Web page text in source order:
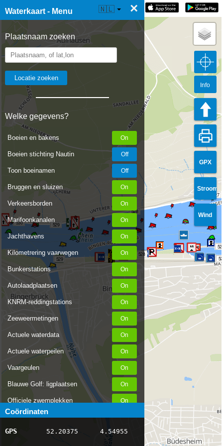
Waterkaart - Menu ×
Plaatsnaam zoeken
Welke gegevens?
Boeien en bakens
Boeien stichting Nautin
Toon boeinamen
Bruggen en sluizen
Verkeersborden
Marifoonkanalen
Jachthavens
Kilometrering vaarwegen
Bunkerstations
Autolaadplaatsen
KNRM-reddingstations
Zeeweermetingen
Actuele waterdata
Actuele waterpeilen
Vaargeulen
Blauwe Golf: ligplaatsen
Officiele zwemplekken
Stremmingen/hinder
AIS scheepsposities
Coördinaten
GPS 52.20375 4.54955
☰ Waterkaart Live 🇳🇱
GPX
Stroom
Wind
530
530
527
528
529
528
529
Info